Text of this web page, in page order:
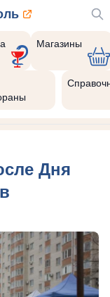
Магазины
Дня